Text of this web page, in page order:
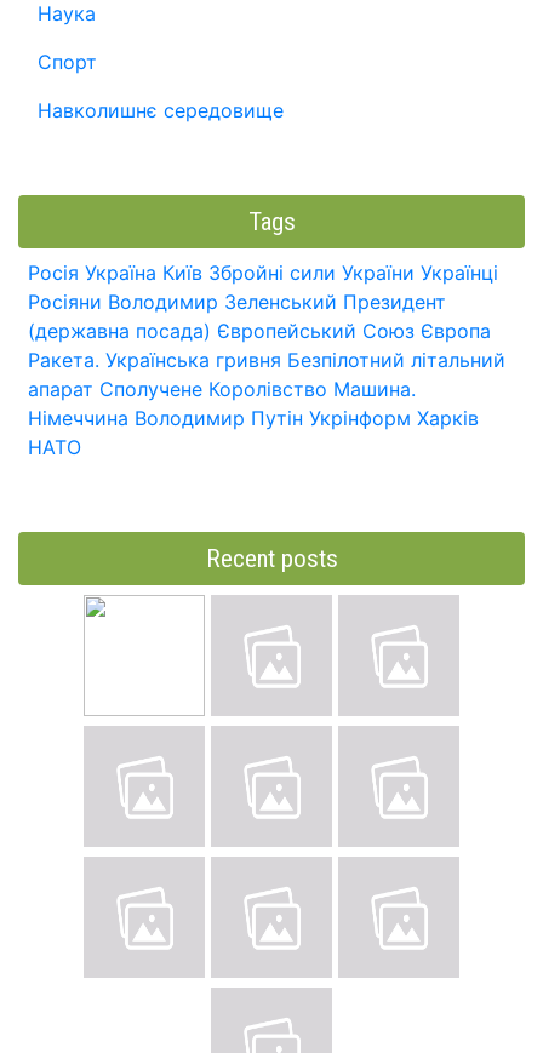
Наука
Спорт
Навколишнє середовище
Tags
Росія Україна Київ Збройні сили України Українці
Росіяни Володимир Зеленський Президент
(державна посада) Європейський Союз Європа
Ракета. Українська гривня Безпілотний літальний
апарат Сполучене Королівство Машина.
Німеччина Володимир Путін Укрінформ Харків
НАТО
Recent posts